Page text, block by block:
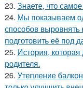
23. Знаете, что
24. Мы показываем
способов выровнять
подготовить её под
25. История,
родителя.
26. Утепление